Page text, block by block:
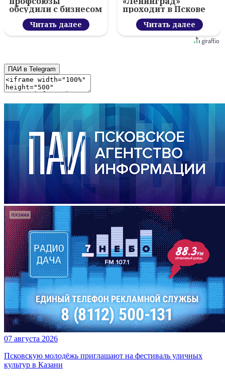
обсудили с бизнесом
новый цифровой
проектЧитать далее
проходит в Пскове
Читать далее
ПАИ в Telegram
07 августа 2026
Псковскую молодёжь приглашают на фестиваль уличных
культур в Казани